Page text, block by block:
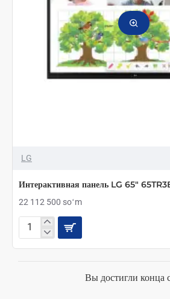
LG
Интерактивная панель LG 65"
22 112 500 soʻm
Интерактивная
Вы достигли конца